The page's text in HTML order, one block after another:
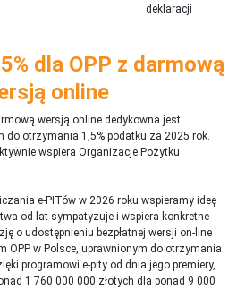
deklaracji
dla OPP z darmową
online
wersją online dedykowna jest
do otrzymania 1,5% podatku za 2025 rok.
wspiera Organizacje Pożytku
e-PITów w 2026 roku wspieramy ideę
od lat sympatyzuje i wspiera konkretne
o udostępnieniu bezpłatnej wersji on-line
OPP w Polsce, uprawnionym do otrzymania
programowi e-pity od dnia jego premiery,
1 760 000 000 złotych dla ponad 9 000